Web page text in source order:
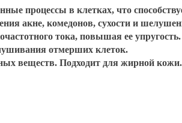
процессы в клетках, что
акне, комедонов, сухости и
тока, повышая ее
отмерших клеток.
веществ. Подходит для жирной кожи.